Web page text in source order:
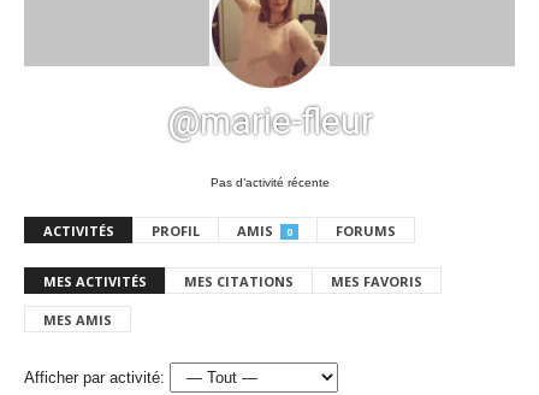
@marie-fleur
Pas d’activité récente
ACTIVITÉS PROFIL AMIS 0 FORUMS
MES ACTIVITÉS MES CITATIONS MES FAVORIS
MES AMIS
Afficher par activité: